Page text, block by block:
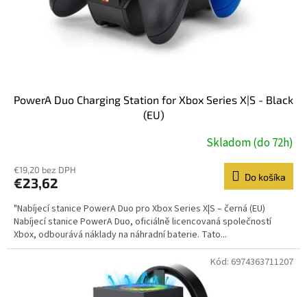
PowerA Duo Charging Station for Xbox Series X|S - Black
(EU)
Skladom (do 72h)
€19,20 bez DPH
€23,62 Do košíka
"Nabíjecí stanice PowerA Duo pro Xbox Series X|S – černá (EU)
Nabíjecí stanice PowerA Duo, oficiálně licencovaná společností
Xbox, odbourává náklady na náhradní baterie. Tato...
Kód: 6974363711207